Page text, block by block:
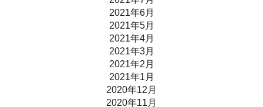
2021年6月
2021年5月
2021年4月
2021年3月
2021年2月
2021年1月
2020年12月
2020年11月